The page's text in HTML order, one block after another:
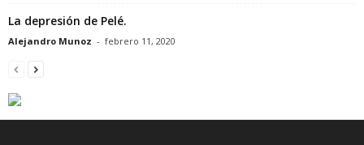
La depresión de Pelé.
Alejandro Munoz - febrero 11, 2020